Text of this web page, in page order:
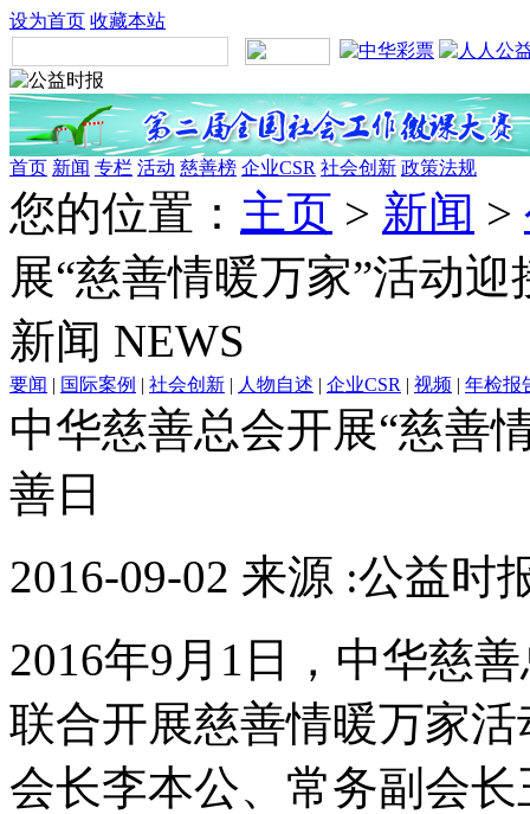
设为首页 收藏本站
首页 新闻 专栏 活动 慈善榜 企业CSR 社会创新 政策法规
您的位置： 主页 > 新闻 >
展“慈善情暖万家”活动
新闻 NEWS
要闻 | 国际案例 | 社会创新 | 人物自述 | 企业CSR | 视频 | 年检报
中华慈善总会开展“慈善
善日
2016-09-02 来源 :公益时
2016年9月1日，中华慈
联合开展慈善情暖万家
会长李本公、常务副会